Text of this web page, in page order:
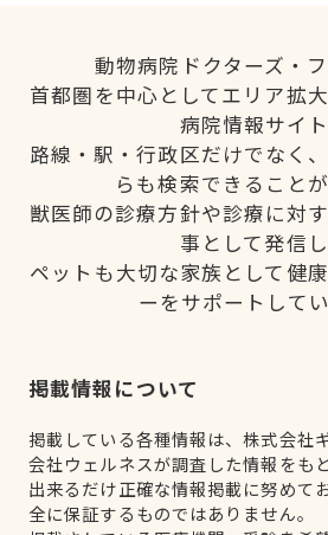
動物病院ドクターズ・フ
首都圏を中心としてエリア拡
病院情報サイト
路線・駅・行政区だけでなく
らも検索できることが
獣医師の診療方針や診療に対
事として発信し
ペットも大切な家族として健
ーをサポートしてい
掲載情報について
掲載している各種情報は、株式会社
会社ウェルネスが調査した情報をも
出来るだけ正確な情報掲載に努めて
全に保証するものではありません。